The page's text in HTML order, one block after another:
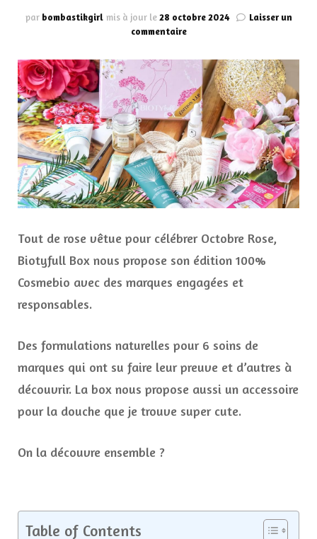
par bombastikgirl mis à jour le28 octobre 2024
Laisser un
commentairesur
routine
beauté
100%
Cosmebio
Biotyfull
Box
octobre
2024
Tout de rose vêtue pour célébrer Octobre Rose,
Biotyfull Box nous propose son édition 100%
Cosmebio avec des marques engagées et
responsables.
Des formulations naturelles pour 6 soins de
marques qui ont su faire leur preuve et d’autres à
découvrir. La box nous propose aussi un accessoire
pour la douche que je trouve super cute.
On la découvre ensemble ?
Table of Contents